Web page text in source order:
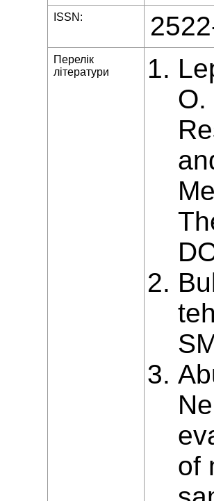
ISSN:
Перелік
літератури
O.
of